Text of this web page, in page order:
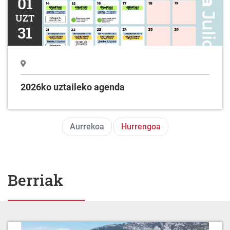
UZT
31
2026ko uztaileko agenda
Aurrekoa Hurrengoa
Berriak